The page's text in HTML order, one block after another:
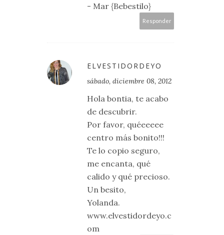
- Mar {Bebestilo}
Responder
ELVESTIDORDEYO
sábado, diciembre 08, 2012
Hola bontia, te acabo
de descubrir.
Por favor, quéeeeee
centro más bonito!!!
Te lo copio seguro,
me encanta, qué
calido y qué precioso.
Un besito,
Yolanda.
www.elvestidordeyo.c
om